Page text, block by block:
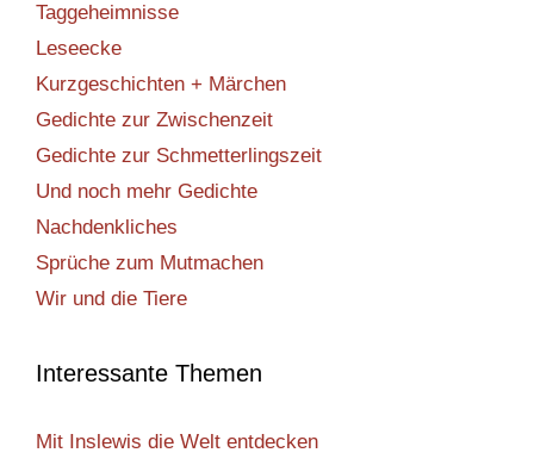
Taggeheimnisse
Leseecke
Kurzgeschichten + Märchen
Gedichte zur Zwischenzeit
Gedichte zur Schmetterlingszeit
Und noch mehr Gedichte
Nachdenkliches
Sprüche zum Mutmachen
Wir und die Tiere
Interessante Themen
Mit Inslewis die Welt entdecken